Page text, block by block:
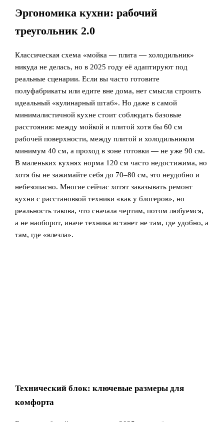
Эргономика кухни: рабочий
треугольник 2.0
Классическая схема «мойка — плита — холодильник»
никуда не делась, но в 2025 году её адаптируют под
реальные сценарии. Если вы часто готовите
полуфабрикаты или едите вне дома, нет смысла строить
идеальный «кулинарный штаб». Но даже в самой
минималистичной кухне стоит соблюдать базовые
расстояния: между мойкой и плитой хотя бы 60 см
рабочей поверхности, между плитой и холодильником
минимум 40 см, а проход в зоне готовки — не уже 90 см.
В маленьких кухнях норма 120 см часто недостижима, но
хотя бы не зажимайте себя до 70–80 см, это неудобно и
небезопасно. Многие сейчас хотят заказывать ремонт
кухни с расстановкой техники «как у блогеров», но
реальность такова, что сначала чертим, потом любуемся,
а не наоборот, иначе техника встанет не там, где удобно, а
там, где «влезла».
Технический блок: ключевые размеры для
комфорта